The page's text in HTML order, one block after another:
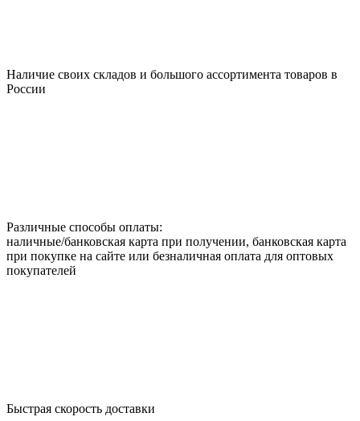
Наличие своих складов и большого ассортимента товаров в
России
Различные способы оплаты:
наличные/банковская карта при получении, банковская карта
при покупке на сайте или безналичная оплата для оптовых
покупателей
Быстрая скорость доставки